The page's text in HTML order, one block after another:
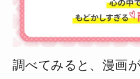
調べてみると、漫画